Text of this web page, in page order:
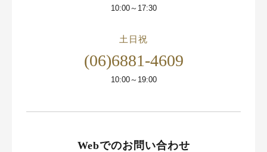
10:00～17:30
土日祝
(06)6881-4609
10:00～19:00
Webでのお問い合わせ